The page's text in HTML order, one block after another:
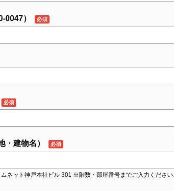
0047）
・建物名）
ムネット神戸本社ビル 301 ※階数・部屋番号までご入力くださ